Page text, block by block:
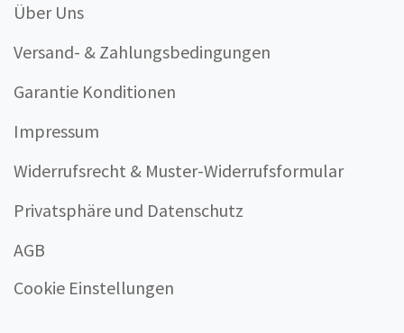
Über Uns
Versand- & Zahlungsbedingungen
Garantie Konditionen
Impressum
Widerrufsrecht & Muster-Widerrufsformular
Privatsphäre und Datenschutz
AGB
Cookie Einstellungen